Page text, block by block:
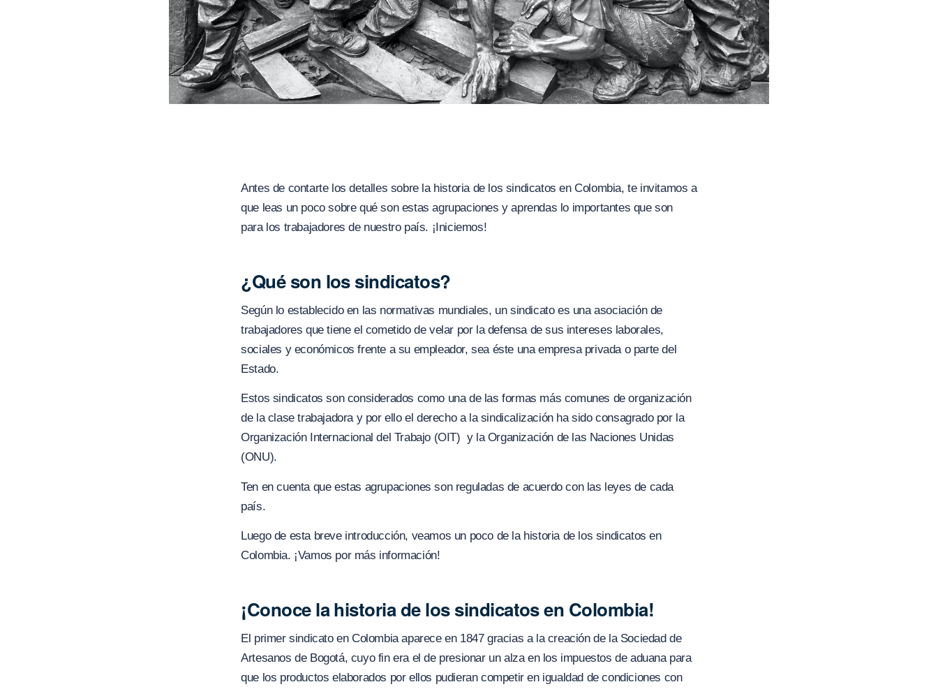
Antes de contarte los detalles sobre la historia de los sindicatos en Colombia, te invitamos a
que leas un poco sobre qué son estas agrupaciones y aprendas lo importantes que son
para los trabajadores de nuestro país. ¡Iniciemos!
¿Qué son los sindicatos?
Según lo establecido en las normativas mundiales, un sindicato es una asociación de
trabajadores que tiene el cometido de velar por la defensa de sus intereses laborales,
sociales y económicos frente a su empleador, sea éste una empresa privada o parte del
Estado.
Estos sindicatos son considerados como una de las formas más comunes de organización
de la clase trabajadora y por ello el derecho a la sindicalización ha sido consagrado por la
Organización Internacional del Trabajo (OIT) y la Organización de las Naciones Unidas
(ONU).
Ten en cuenta que estas agrupaciones son reguladas de acuerdo con las leyes de cada
país.
Luego de esta breve introducción, veamos un poco de la historia de los sindicatos en
Colombia. ¡Vamos por más información!
¡Conoce la historia de los sindicatos en Colombia!
El primer sindicato en Colombia aparece en 1847 gracias a la creación de la Sociedad de
Artesanos de Bogotá, cuyo fin era el de presionar un alza en los impuestos de aduana para
que los productos elaborados por ellos pudieran competir en igualdad de condiciones con